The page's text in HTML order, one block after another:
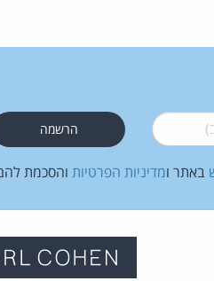
באתר ומדיניות הפרטיות והסכמת